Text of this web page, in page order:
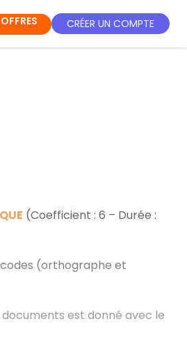
CRÉER UN COMPTE
(Coefficient : 6 – Durée :
(orthographe et
est donné avec le